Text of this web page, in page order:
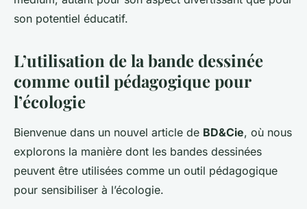
son potentiel éducatif.
L’utilisation de la bande dessinée
comme outil pédagogique pour
l’écologie
Bienvenue dans un nouvel article de BD&Cie, où nous
explorons la manière dont les bandes dessinées
peuvent être utilisées comme un outil pédagogique
pour sensibiliser à l’écologie.